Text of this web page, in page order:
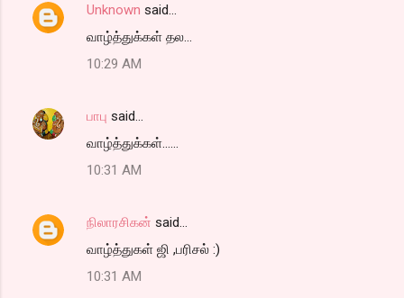
Unknown said…
வாழ்த்துக்கள் தல...
10:29 AM
பாபு said…
வாழ்த்துக்கள்......
10:31 AM
நிலாரசிகன் said…
வாழ்த்துகள் ஜி ,பரிசல் :)
10:31 AM